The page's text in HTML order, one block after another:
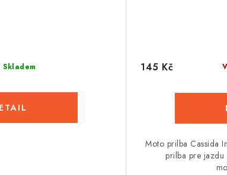
Skladem 145 Kč
Moto prilba Cassida
prilba pre jazdu